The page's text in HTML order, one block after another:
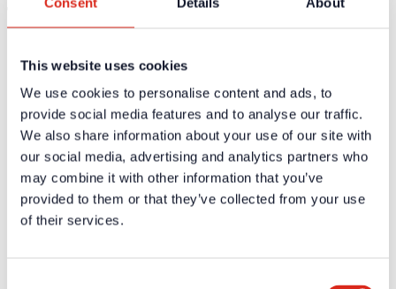
This website uses cookies
We use cookies to personalise content and ads, to
provide social media features and to analyse our traffic.
We also share information about your use of our site with
our social media, advertising and analytics partners who
may combine it with other information that you’ve
provided to them or that they’ve collected from your use
of their services.
Technische Daten
(H x B x T)
1804 mm x 504 mm x 340 mm
Gewicht
237 kg
Material
Baustoff mit Oberflächenbeschichtung
nichtbrennbar, Klassifizierung A2 – s1, d0
lichtgrau – ähnlich RAL 7035, Kanten und Fasen
dunkel abgesetzt
Bemerkungen
Der Nachweis des Funktionserhalts nach MLAR
5.2.2 c) ist durch die allgemeine bauaufsichtliche
Zulassung des Gehäuses beim DIBt in Verbindung
mit dem zugehörigen Bericht der bestandenen